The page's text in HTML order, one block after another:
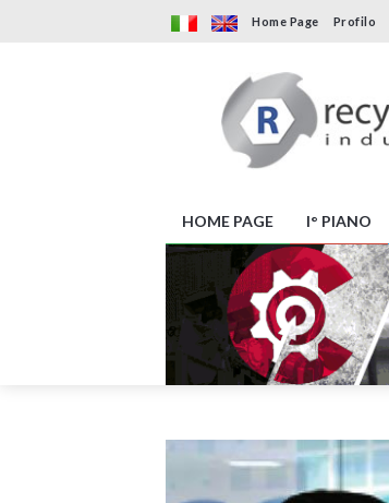
Home Page Profilo
HOME PAGE I° PIANO